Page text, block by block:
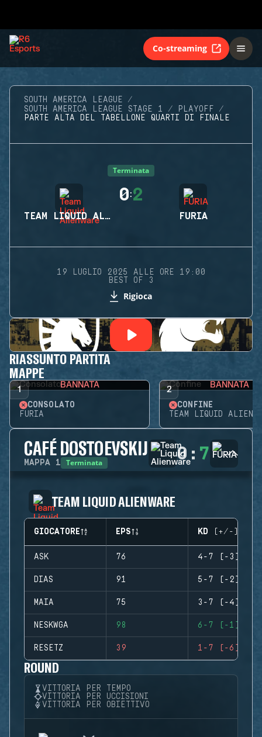
Co-streaming
SOUTH AMERICA LEAGUE
SOUTH AMERICA LEAGUE STAGE 1
PLAYOFF
PARTE ALTA DEL TABELLONE QUARTI DI FINALE
Terminata
TEAM LIQUID ALIENWARE
0:2
FURIA
19 LUGLIO 2025 ALLE ORE 19:00
BEST OF 3
Rigioca
RIASSUNTO PARTITA
MAPPE
1 BANNATA
CONSOLATO
FURIA
2 BANNATA
CONFINE
TEAM LIQUID
CAFÉ DOSTOEVSKIJ
MAPPA 1 Terminata 0 : 7
TEAM LIQUID ALIENWARE
GIOCATORE EPS KD (+/-)
ASK 76 4-7 (-3)
DIAS 91 5-7 (-2)
MAIA 75 3-7 (-4)
NESKWGA 98 6-7 (-1)
RESETZ 39 1-7 (-6)
ROUND
VITTORIA PER TEMPO
VITTORIA PER UCCISIONI
VITTORIA PER OBIETTIVO